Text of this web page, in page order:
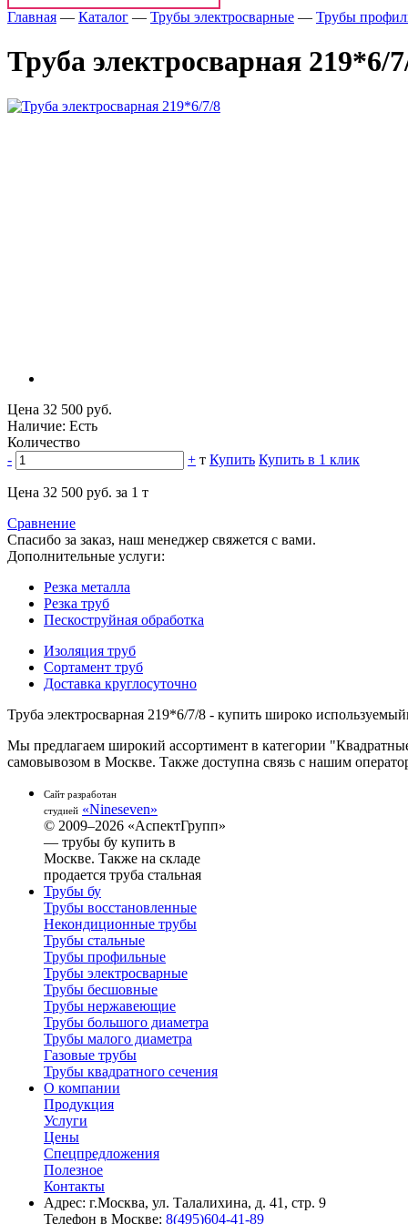
Главная — Каталог — Трубы электросварные — Трубы
Труба электросварная 219*6/
Цена 32 500 руб.
Наличие: Есть
Количество
-
+ т Купить Купить в 1 клик
Цена 32 500 руб. за 1 т
Сравнение
Спасибо за заказ, наш менеджер свяжется с вами.
Дополнительные услуги:
Резка металла
Резка труб
Пескоструйная обработка
Изоляция труб
Сортамент труб
Доставка круглосуточно
Труба электросварная 219*6/7/8 - купить широко
Мы предлагаем широкий ассортимент в категории
самовывозом в Москве. Также доступна связь с нашим
Сайт разработан
студией «Nineseven»
© 2009–2026 «АспектГрупп»
— трубы бу купить в
Москве. Также на складе
продается труба стальная
Трубы бу
Трубы восстановленные
Некондиционные трубы
Трубы стальные
Трубы профильные
Трубы электросварные
Трубы бесшовные
Трубы нержавеющие
Трубы большого диаметра
Трубы малого диаметра
Газовые трубы
Трубы квадратного сечения
О компании
Продукция
Услуги
Цены
Спецпредложения
Полезное
Контакты
Адрес: г.Москва, ул. Талалихина, д. 41, стр. 9
Телефон в Москве: 8(495)604-41-89